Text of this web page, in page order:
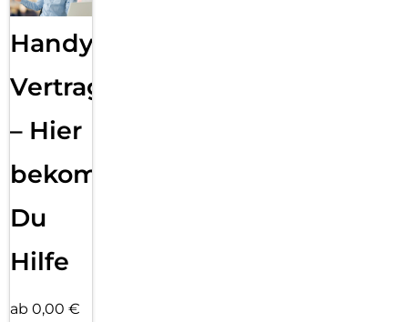
Handy
Vertragsabwicklung
– Hier
bekommst
Du
Hilfe
ab 0,00 €